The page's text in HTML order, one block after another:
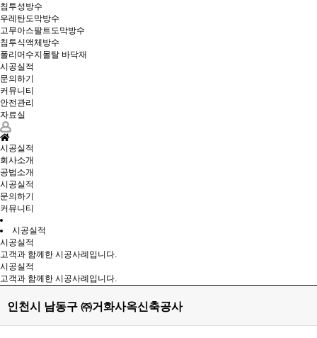
침투성방수
우레탄도막방수
고무아스팔트도막방수
침투식액체방수
폴리머수지몰탈 바닥재
시공실적
문의하기
커뮤니티
안전관리
자료실
시공실적
회사소개
공법소개
시공실적
문의하기
커뮤니티
시공실적
시공실적
고객과 함께한 시공사례입니다.
시공실적
고객과 함께한 시공사례입니다.
인천시 남동구 ㈜거화사옥신축공사